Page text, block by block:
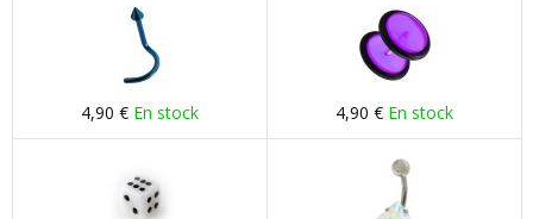
4,90 € En stock 4,90 € En stock